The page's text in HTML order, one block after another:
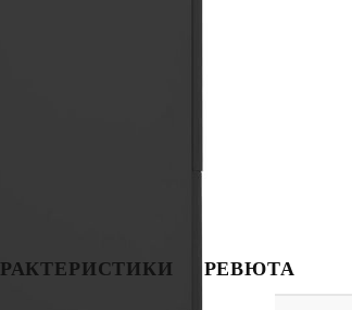
РЕВЮТА